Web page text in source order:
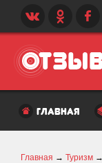
главная
Главная → Туризм →